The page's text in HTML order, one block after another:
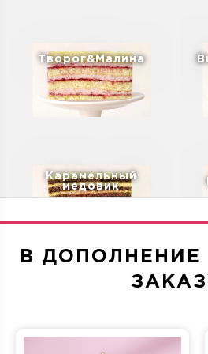
Творог&Малина
Карамельный
медовик
В